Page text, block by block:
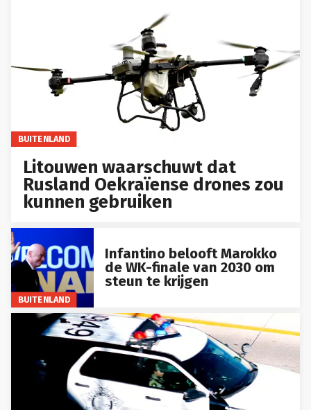
BUITENLAND
Litouwen waarschuwt dat
Rusland Oekraïense drones zou
kunnen gebruiken
BUITENLAND
Infantino belooft Marokko
de WK-finale van 2030 om
steun te krijgen